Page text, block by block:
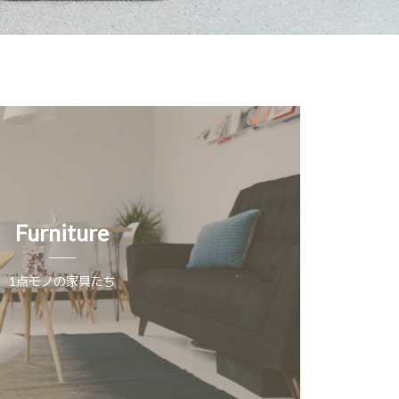
Furniture
1点モノの家具たち